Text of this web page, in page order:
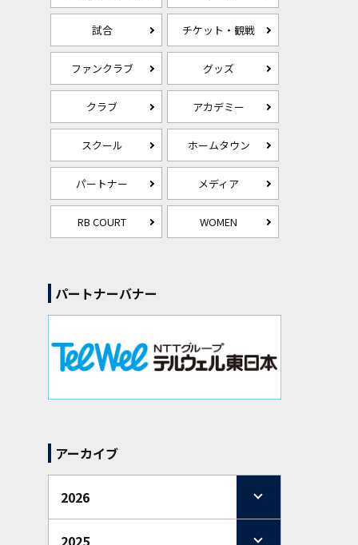
試合 チケット・観戦
ファンクラブ グッズ
クラブ アカデミー
スクール ホームタウン
パートナー メディア
RB COURT WOMEN
パートナーバナー
アーカイブ
2026
2025